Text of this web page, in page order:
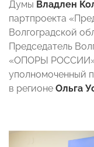
Думы Владлен
партпроекта
Волгоградской
Председатель
«ОПОРЫ
уполномоченный
в регионе Ольга